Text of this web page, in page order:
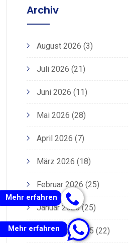
Archiv
August 2026 (3)
Juli 2026 (21)
Juni 2026 (11)
Mai 2026 (28)
April 2026 (7)
März 2026 (18)
Februar 2026 (25)
Januar 2026(25)
Dezember 2025 (22)
Mehr erfahren
Mehr erfahren